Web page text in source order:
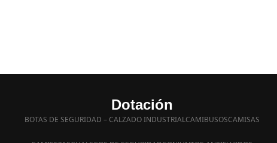
Dotación
BOTAS DE SEGURIDAD – CALZADO INDUSTRIALCAMIBUSOSCAMISAS